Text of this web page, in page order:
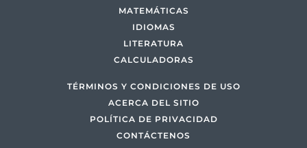
MATEMÁTICAS
IDIOMAS
LITERATURA
CALCULADORAS
TÉRMINOS Y CONDICIONES DE USO
ACERCA DEL SITIO
POLÍTICA DE PRIVACIDAD
CONTÁCTENOS